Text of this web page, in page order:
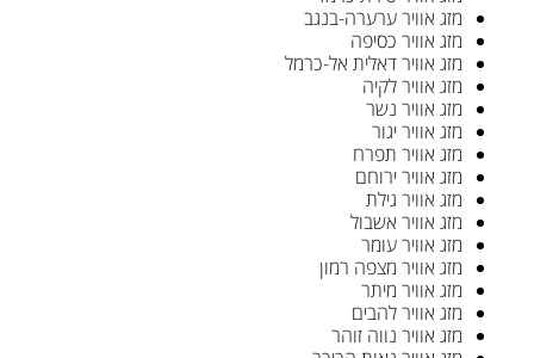
מזג אוויר ערערה-בנגב
מזג אוויר כסיפה
מזג אוויר דאלית אל-כרמל
מזג אוויר לקיה
מזג אוויר נשר
מזג אוויר יגור
מזג אוויר תפרח
מזג אוויר ירוחם
מזג אוויר גילת
מזג אוויר אשבול
מזג אוויר עומר
מזג אוויר מצפה רמון
מזג אוויר מיתר
מזג אוויר להבים
מזג אוויר נווה זוהר